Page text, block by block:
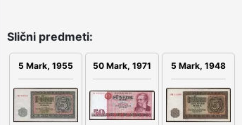
Slični predmeti:
5 Mark, 1955 50 Mark, 1971 5 Mark, 1948